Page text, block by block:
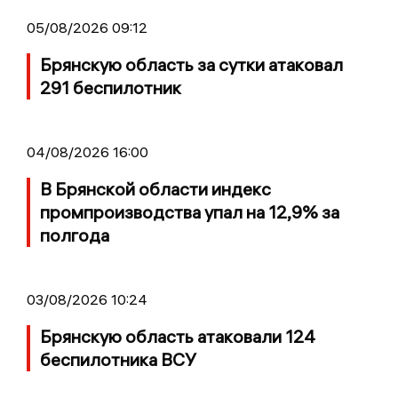
05/08/2026 09:12
Брянскую область за сутки атаковал
291 беспилотник
04/08/2026 16:00
В Брянской области индекс
промпроизводства упал на 12,9% за
полгода
03/08/2026 10:24
Брянскую область атаковали 124
беспилотника ВСУ